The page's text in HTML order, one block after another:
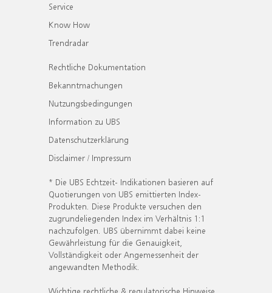
Service
Know How
Trendradar
Rechtliche Dokumentation
Bekanntmachungen
Nutzungsbedingungen
Information zu UBS
Datenschutzerklärung
Disclaimer / Impressum
* Die UBS Echtzeit- Indikationen basieren auf
Quotierungen von UBS emittierten Index-
Produkten. Diese Produkte versuchen den
zugrundeliegenden Index im Verhältnis 1:1
nachzufolgen. UBS übernimmt dabei keine
Gewährleistung für die Genauigkeit,
Vollständigkeit oder Angemessenheit der
angewandten Methodik.